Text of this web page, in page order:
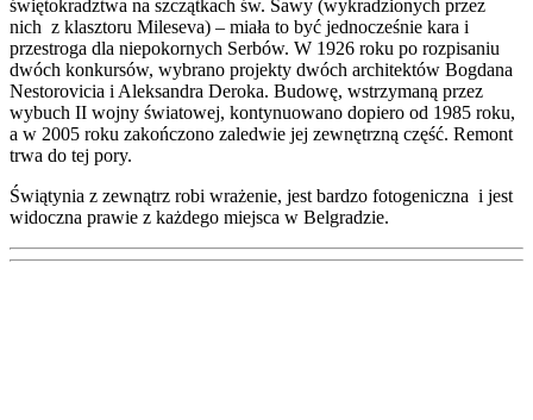
świętokradztwa na szczątkach św. Sawy (wykradzionych przez
nich z klasztoru Mileseva) – miała to być jednocześnie kara i
przestroga dla niepokornych Serbów. W 1926 roku po rozpisaniu
dwóch konkursów, wybrano projekty dwóch architektów Bogdana
Nestorovicia i Aleksandra Deroka. Budowę, wstrzymaną przez
wybuch II wojny światowej, kontynuowano dopiero od 1985 roku,
a w 2005 roku zakończono zaledwie jej zewnętrzną część. Remont
trwa do tej pory.
Świątynia z zewnątrz robi wrażenie, jest bardzo fotogeniczna i jest
widoczna prawie z każdego miejsca w Belgradzie.